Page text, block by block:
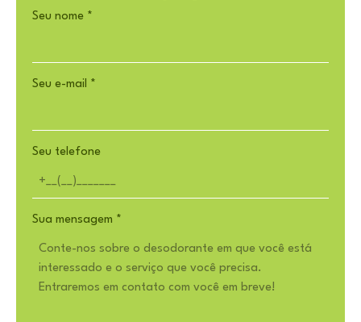
Seu nome *
Seu e-mail *
Seu telefone
Sua mensagem *